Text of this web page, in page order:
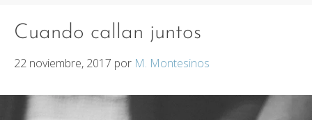
Cuando callan juntos
22 noviembre, 2017 por M. Montesinos